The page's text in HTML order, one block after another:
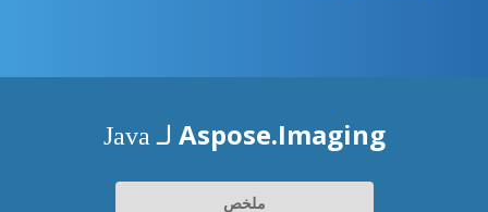
Aspose.Imaging لـ Java
ملخص